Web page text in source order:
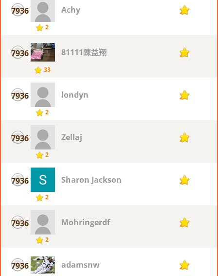
7936
2
Achy 2
7936
33
81111陳益翔 2
7936
2
londyn 2
7936
2
Zellaj 2
7936
2
Sharon Jackson 2
7936
2
Mohringerdf 2
7936 adamsnw 2